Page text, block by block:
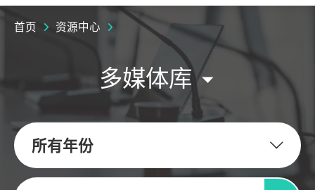
首页 资源中心
多媒体库
所有年份